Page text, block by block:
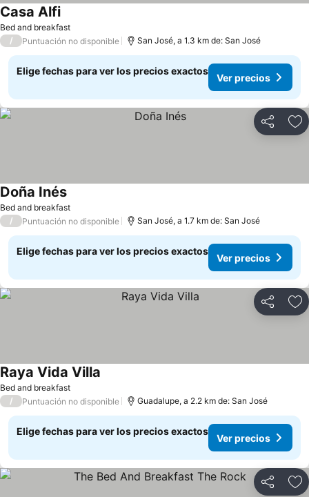
Bed and breakfast
Casa Alfi
/ Puntuación no disponible San José, a 1.3 km de: San José
Elige fechas para ver los precios exactos
Ver precios
Compartir
Bed and breakfast
Doña Inés
/ Puntuación no disponible San José, a 1.7 km de: San José
Elige fechas para ver los precios exactos
Ver precios
Compartir
Bed and breakfast
Raya Vida Villa
/ Puntuación no disponible Guadalupe, a 2.2 km de: San José
Elige fechas para ver los precios exactos
Ver precios
Compartir